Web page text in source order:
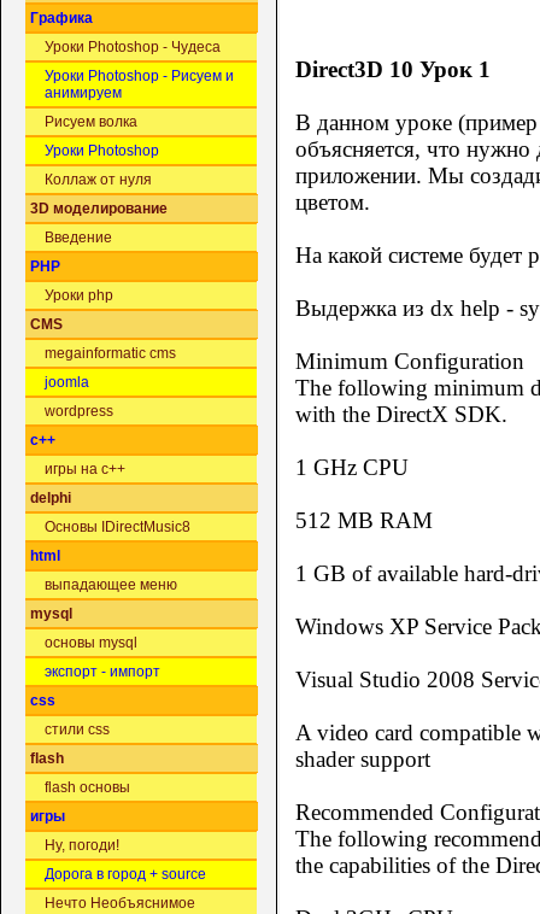
Графика
Уроки Photoshop - Чудеса
Уроки Photoshop - Рисуем и
анимируем
Рисуем волка
Уроки Photoshop
Коллаж от нуля
3D моделирование
Введение
PHP
Уроки php
CMS
megainformatic cms
joomla
wordpress
c++
игры на c++
delphi
Основы IDirectMusic8
html
выпадающее меню
mysql
основы mysql
экспорт - импорт
css
стили css
flash
flash основы
игры
Ну, погоди!
Дорога в город + source
Нечто Необъяснимое
Direct3D 10 Урок 1
В данном уроке
объясняется, что
приложении. Мы
цветом.
На какой системе будет
Выдержка из dx help -
Minimum Configuration
The following minimum
with the DirectX SDK.
1 GHz CPU
512 MB RAM
1 GB of available hard-
Windows XP Service
Visual Studio 2008
A video card compatible
shader support
Recommended
The following
the capabilities of the